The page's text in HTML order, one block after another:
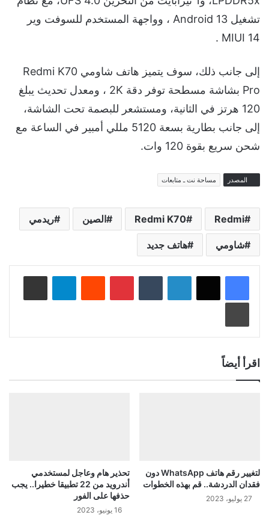
تشغيل Android 13 ، وواجهة المستخدم للسوفت وير
MIUI 14 .
إلى جانب ذلك، سوف يتميز هاتف شاومي Redmi K70
Pro بشاشة مسطحة توفر دقة 2K ، ومعدل تحديث يبلغ
120 هرتز في الثانية، ومستشعر للبصمة تحت الشاشة،
إلى جانب بطارية بسعة 5120 مللي أمبير في الساعة مع
شحن سريع بقوة 120 وات.
المصدر مساحة نت ـ متابعات
Redmi
Redmi K70 الصين ريدمي
شاومي هاتف جديد
لينكدإن بينتيريست
اقرأ أيضاً
لتغيير رقم هاتف WhatsApp دون
فقدان الدردشة.. قم بهذه الخطوات
27 يوليو، 2023
تحذير هام وعاجل لمستخدمي
أندرويد من 22 تطبيقا خطيرا.. يجب
حذفها على الفور
16 يونيو، 2023